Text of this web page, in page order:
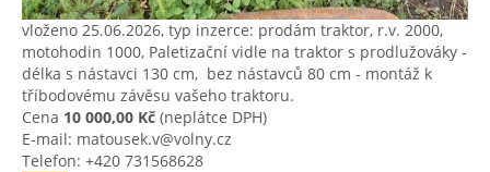
vloženo 25.06.2026, typ inzerce: prodám traktor, r.v. 2000,
motohodin 1000, Paletizační vidle na traktor s prodlužováky ​-
délka s nástavci 130 cm, ​ bez nástavců 80 cm ​- montáž k
tříbodovému závěsu vašeho traktoru.
Cena 10 000,00 Kč (neplátce DPH)
E-mail: matousek.v@volny.cz
Telefon: +420 731568628